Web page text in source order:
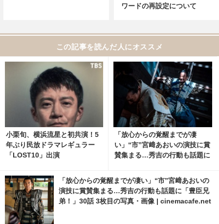
ワードの再設定について
この記事を読んだ人にオススメ
小栗旬、横浜流星と初共演！5
年ぶり民放ドラマレギュラー
「LOST10」出演
「放心からの覚醒までが凄
い」“市”宮﨑あおいの演技に賞
賛集まる…秀吉の行動も話題に
真・画像 | cinemacafe.net
「放心からの覚醒までが凄い」“市”宮﨑あおいの
演技に賞賛集まる…秀吉の行動も話題に「豊臣兄
弟！」30話 3枚目の写真・画像 | cinemacafe.net